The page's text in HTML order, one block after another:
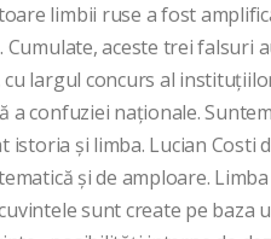
limbii ruse a fost
Cumulate, aceste trei
largul concurs al
a confuziei naționale.
istoria și limba. Lucian
și de amploare.
sunt create pe